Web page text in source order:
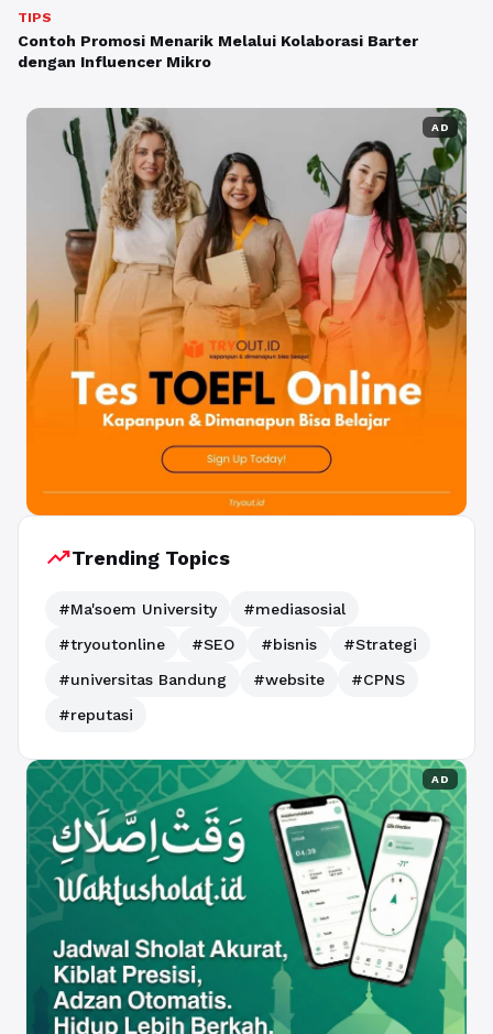
TIPS
Contoh Promosi Menarik Melalui Kolaborasi Barter
dengan Influencer Mikro
AD
trending_upTrending Topics
#Ma'soem University
#mediasosial
#tryoutonline
#SEO #bisnis
#Strategi
#universitas Bandung
#website
#CPNS
#reputasi
AD